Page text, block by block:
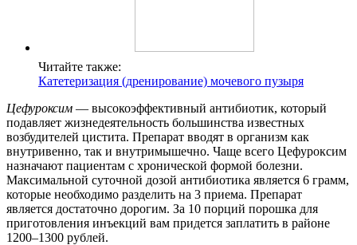
Читайте также:
Катетеризация (дренирование) мочевого пузыря
Цефуроксим — высокоэффективный антибиотик, который
подавляет жизнедеятельность большинства известных
возбудителей цистита. Препарат вводят в организм как
внутривенно, так и внутримышечно. Чаще всего Цефуроксим
назначают пациентам с хронической формой болезни.
Максимальной суточной дозой антибиотика является 6 грамм,
которые необходимо разделить на 3 приема. Препарат
является достаточно дорогим. За 10 порций порошка для
приготовления инъекций вам придется заплатить в районе
1200–1300 рублей.